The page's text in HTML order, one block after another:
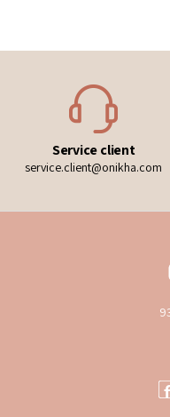
Service client
service.client@onikha.com